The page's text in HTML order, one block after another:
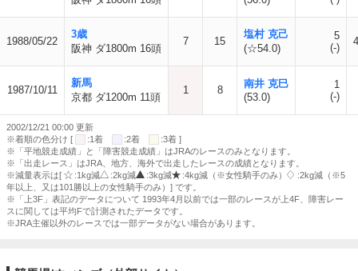
1988/05/22
3歳
阪神 ダ1800m 16頭
7 15
塩村 克己
(☆54.0)
5
(-)
1987/10/11
新馬
京都 ダ1200m 11頭
1 8
南井 克巳
(53.0)
1
(-)
2002/12/21 00:00 更新
※着順の色分け [
:1着 :2着
:3着 ]
※「平地競走成績」と「障害競走成績」はJRAのレースのみとなります。
※「出走レース」はJRA、地方、海外で出走したレースの成績となります。
※減量表示は[
:1kg減 :2kg減 :3kg減 :4kg減（※女性騎手のみ）
:2kg減（※5
年以上、又は101勝以上の女性騎手のみ）] です。
※「上3F」表記のデータについて 1993年4月以前では一部のレースが上4F、障害レー
スに関しては平均Fで計測されたデータです。
※JRA主催以外のレースでは一部データがない場合があります。